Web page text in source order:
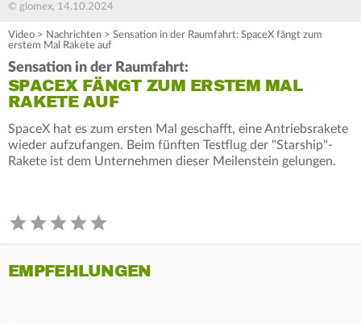
© glomex, 14.10.2024
Video > Nachrichten > Sensation in der Raumfahrt: SpaceX fängt zum
erstem Mal Rakete auf
Sensation in der Raumfahrt:
SPACEX FÄNGT ZUM ERSTEM MAL
RAKETE AUF
SpaceX hat es zum ersten Mal geschafft, eine Antriebsrakete
wieder aufzufangen. Beim fünften Testflug der "Starship"-
Rakete ist dem Unternehmen dieser Meilenstein gelungen.
EMPFEHLUNGEN